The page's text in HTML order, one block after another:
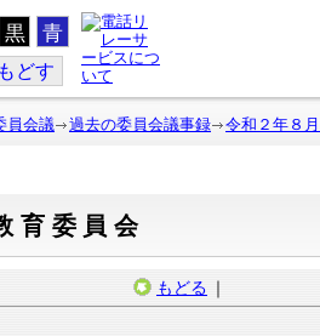
黒 青
どす
員会議 過去の委員会議事録 令和２年８
育委員会
もどる ｜